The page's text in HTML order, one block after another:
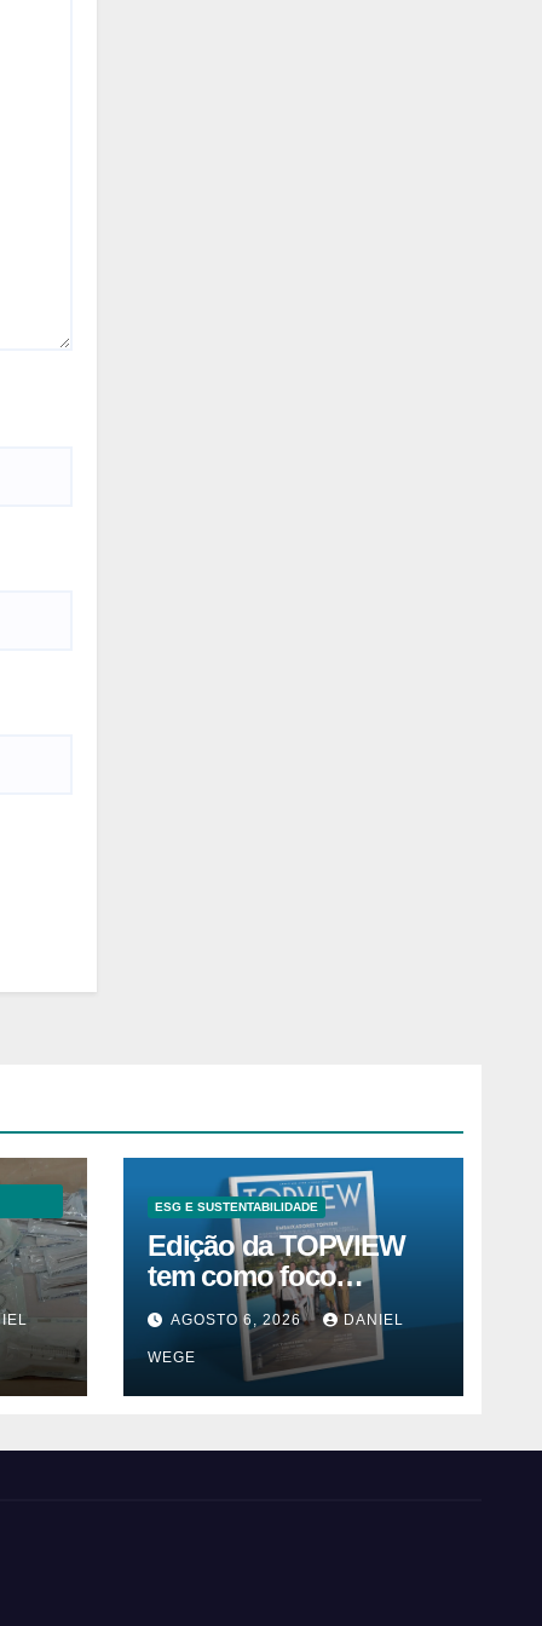
ESG E SUSTENTABILIDADE
Edição da TOPVIEW
tem como foco
inovação, educação e
ESG
AGOSTO 6, 2026 DANIEL
WEGE